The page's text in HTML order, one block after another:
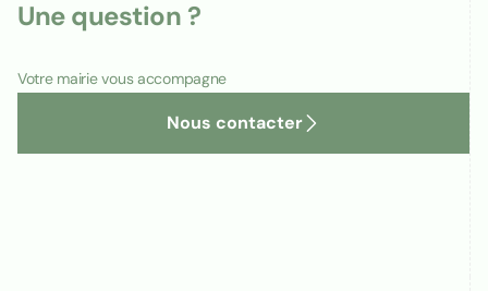
Une question ?
Votre mairie vous accompagne
Nous contacter